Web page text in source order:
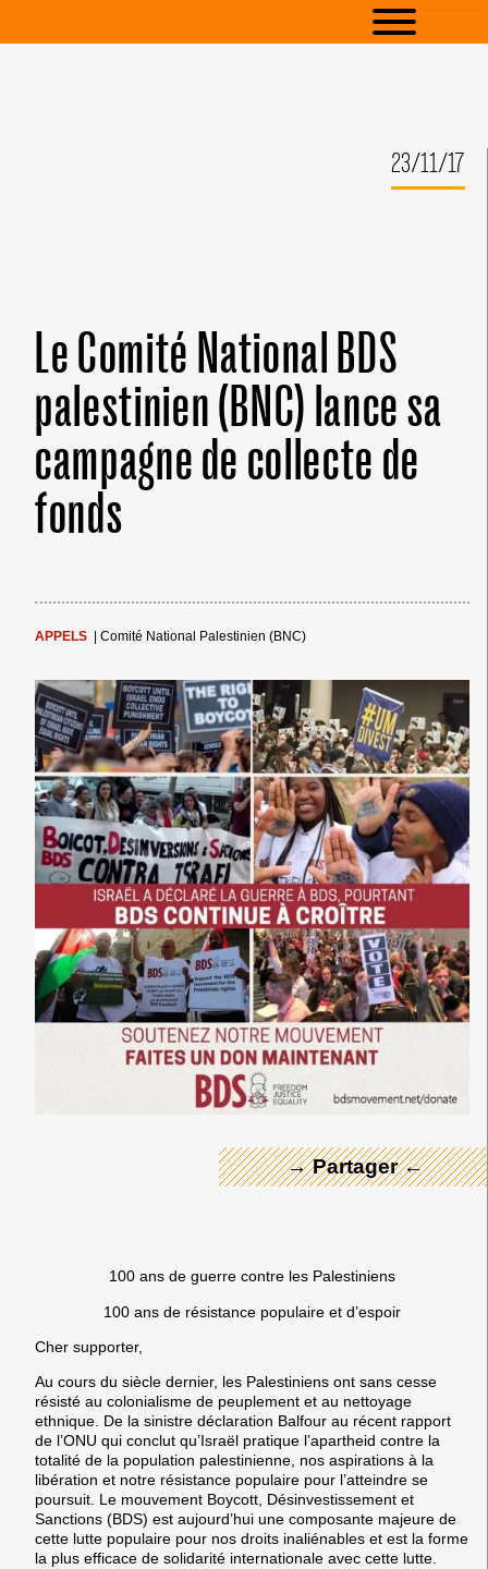
23/11/17
Le Comité National BDS
palestinien (BNC) lance sa
campagne de collecte de
fonds
APPELS Comité National Palestinien (BNC)
→ Partager ←
← Merci ! →
100 ans de guerre contre les Palestiniens
100 ans de résistance populaire et d’espoir
Cher supporter,
Au cours du siècle dernier, les Palestiniens ont sans cesse
résisté au colonialisme de peuplement et au nettoyage
ethnique. De la sinistre déclaration Balfour au récent rapport
de l’ONU qui conclut qu’Israël pratique l’apartheid contre la
totalité de la population palestinienne, nos aspirations à la
libération et notre résistance populaire pour l’atteindre se
poursuit. Le mouvement Boycott, Désinvestissement et
Sanctions (BDS) est aujourd’hui une composante majeure de
cette lutte populaire pour nos droits inaliénables et est la forme
la plus efficace de solidarité internationale avec cette lutte.